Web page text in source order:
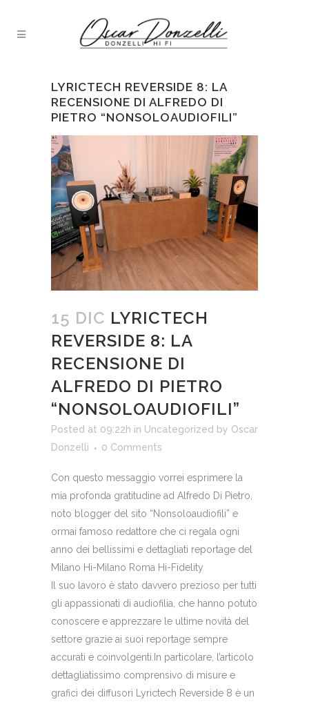
LYRICTECH REVERSIDE 8: LA
RECENSIONE DI ALFREDO DI
PIETRO “NONSOLOAUDIOFILI”
15 DIC LYRICTECH
REVERSIDE 8: LA
RECENSIONE DI
ALFREDO DI PIETRO
“NONSOLOAUDIOFILI”
Posted at 09:22h in Uncategorized by Oscar
Donzelli
0 Comments
Con questo messaggio vorrei esprimere la
mia profonda gratitudine ad Alfredo Di Pietro,
noto blogger del sito “Nonsoloaudiofili” e
ormai famoso redattore che ci regala ogni
anno dei bellissimi e dettagliati reportage del
Milano Hi-Milano Roma Hi-Fidelity
Il suo lavoro è stato davvero prezioso per tutti
gli appassionati di audiofilia, che hanno potuto
conoscere e apprezzare le ultime novità del
settore grazie ai suoi reportage sempre
accurati e coinvolgenti.In particolare, l’articolo
dettagliatissimo comprensivo di misure e
grafici dei diffusori Lyrictech Reverside 8 è un